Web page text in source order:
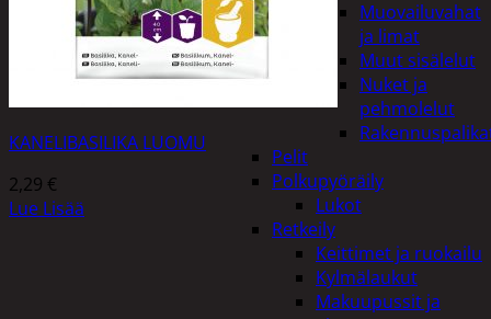
Muovailuvahat
ja limat
Muut sisälelut
Nuket ja
pehmolelut
Pelit
Polkupyöräily
Lukot
Retkeily
Keittimet ja ruokailu
Kylmälaukut
Makuupussit ja
KANELIBASILIKA LUOMU
2,29 €
Lue Lisää